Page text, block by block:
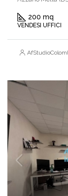
200 mq
VENDESI UFFICI